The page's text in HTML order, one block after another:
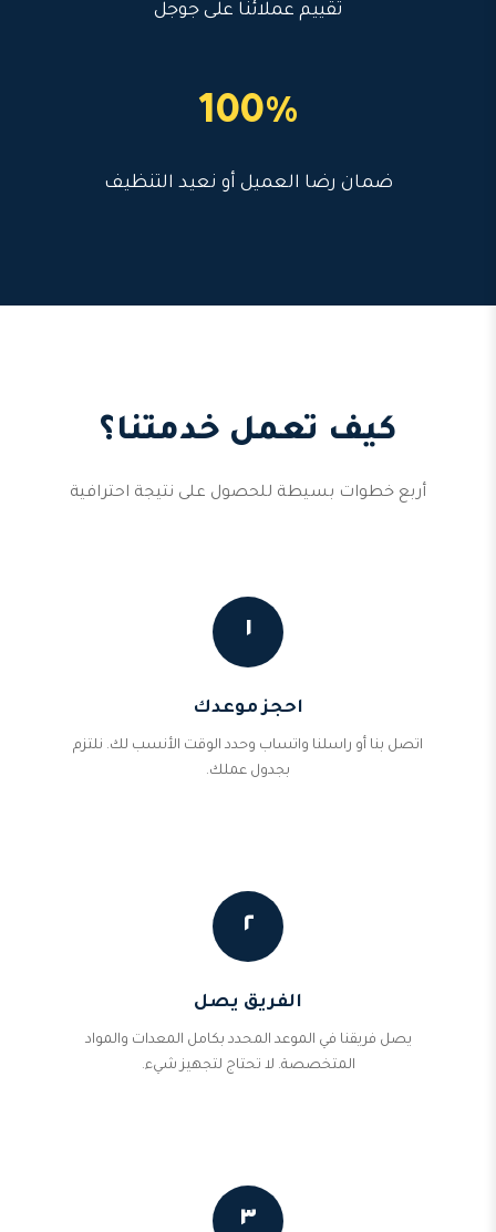
تقييم عملائنا على جوجل
100%
ضمان رضا العميل أو نعيد التنظيف
كيف تعمل خدمتنا؟
أربع خطوات بسيطة للحصول على نتيجة احترافية
١
احجز موعدك
اتصل بنا أو راسلنا واتساب وحدد الوقت الأنسب لك. نلتزم
بجدول عملك.
٢
الفريق يصل
يصل فريقنا في الموعد المحدد بكامل المعدات والمواد
المتخصصة. لا تحتاج لتجهيز شيء.
٣